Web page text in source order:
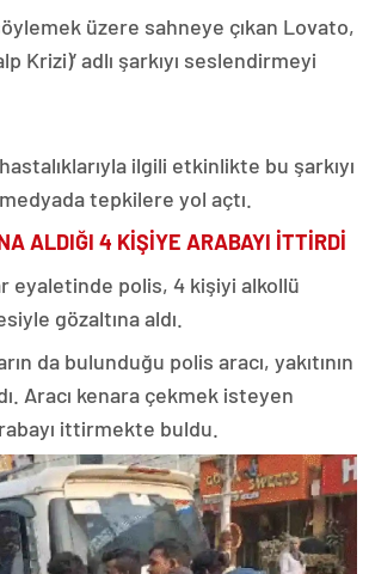
üzere sahneye çıkan Lovato,
Krizi)’ adlı şarkıyı seslendirmeyi
ilgili etkinlikte bu şarkıyı
tepkilere yol açtı.
ALDIĞI 4 KİŞİYE ARABAYI İTTİRDİ
eyaletinde polis, 4 kişiyi alkollü
gözaltına aldı.
da bulunduğu polis aracı, yakıtının
Aracı kenara çekmek isteyen
ittirmekte buldu.